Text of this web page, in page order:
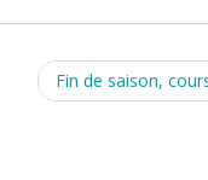
Fin de saison,